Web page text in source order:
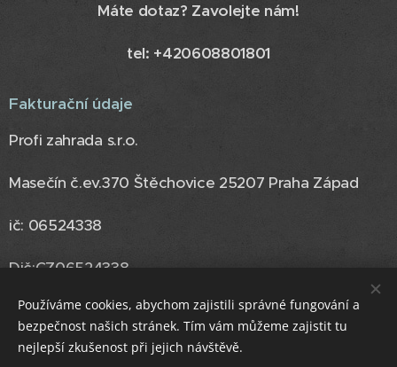
Máte dotaz? Zavolejte nám!
tel: +420608801801
Fakturační údaje
Profi zahrada s.r.o.
Masečín č.ev.370 Štěchovice 25207 Praha Západ
ič: 06524338
Dič:CZ06524338
Hledáme nové kolegy neváhejte nás
Používáme cookies, abychom zajistili správné fungování a
bezpečnost našich stránek. Tím vám můžeme zajistit tu
nejlepší zkušenost při jejich návštěvě.